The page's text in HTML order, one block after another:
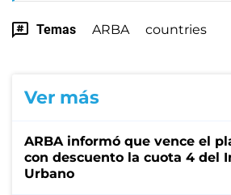
Temas ARBA countries
Ver más
ARBA informó que vence el
con descuento la cuota 4 del
Urbano